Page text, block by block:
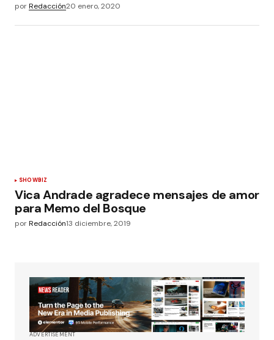
porRedacción20 enero, 2020
SHOWBIZ
Vica Andrade agradece mensajes de amor
para Memo del Bosque
porRedacción13 diciembre, 2019
ADVERTISEMENT